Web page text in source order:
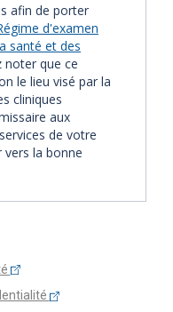
afin de porter
d'examen
santé et des
noter que ce
le lieu visé par la
cliniques
aux
de votre
la bonne